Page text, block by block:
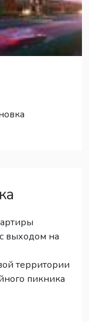
выходом на
территории
пикника